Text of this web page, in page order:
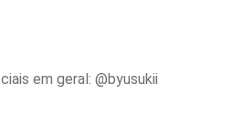
em geral: @byusukii